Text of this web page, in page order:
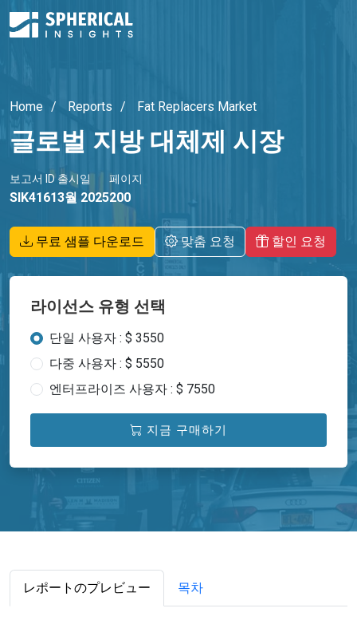
Home Reports Fat Replacers Market
글로벌 지방 대체제 시장
보고서 ID
SIK4161
출시일
3월 2025
페이지
200
무료 샘플 다운로드 맞춤 요청 할인 요청
라이선스 유형 선택
단일 사용자 : $ 3550
다중 사용자 : $ 5550
엔터프라이즈 사용자 : $ 7550
지금 구매하기
レポートのプレビュー 목차